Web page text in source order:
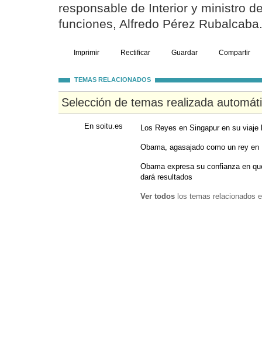
responsable de Interior y ministro
funciones, Alfredo Pérez Rubalcaba.
Imprimir Rectificar Guardar Compartir
TEMAS RELACIONADOS
Selección de temas realizada
En soitu.es Los Reyes en Singapur en su
Obama, agasajado como un rey en
Obama expresa su confianza en
dará resultados
Ver todos los temas relacionados